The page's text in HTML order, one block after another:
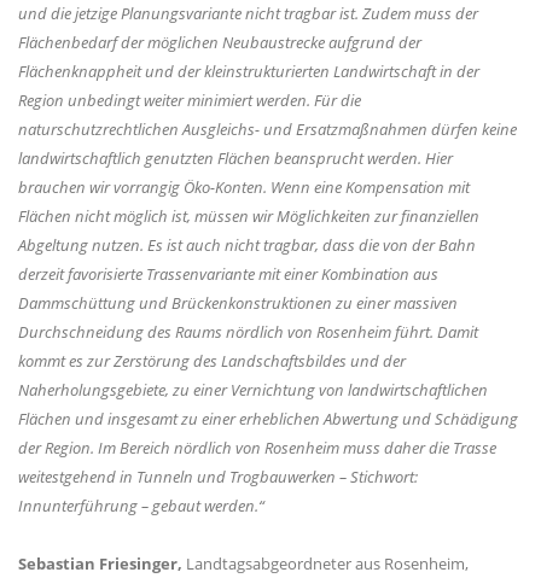
und die jetzige Planungsvariante nicht tragbar ist. Zudem muss der
Flächenbedarf der möglichen Neubaustrecke aufgrund der
Flächenknappheit und der kleinstrukturierten Landwirtschaft in der
Region unbedingt weiter minimiert werden. Für die
naturschutzrechtlichen Ausgleichs- und Ersatzmaßnahmen dürfen keine
landwirtschaftlich genutzten Flächen beansprucht werden. Hier
brauchen wir vorrangig Öko-Konten. Wenn eine Kompensation mit
Flächen nicht möglich ist, müssen wir Möglichkeiten zur finanziellen
Abgeltung nutzen. Es ist auch nicht tragbar, dass die von der Bahn
derzeit favorisierte Trassenvariante mit einer Kombination aus
Dammschüttung und Brückenkonstruktionen zu einer massiven
Durchschneidung des Raums nördlich von Rosenheim führt. Damit
kommt es zur Zerstörung des Landschaftsbildes und der
Naherholungsgebiete, zu einer Vernichtung von landwirtschaftlichen
Flächen und insgesamt zu einer erheblichen Abwertung und Schädigung
der Region. Im Bereich nördlich von Rosenheim muss daher die Trasse
weitestgehend in Tunneln und Trogbauwerken – Stichwort:
Innunterführung – gebaut werden.“
Sebastian Friesinger, Landtagsabgeordneter aus Rosenheim,